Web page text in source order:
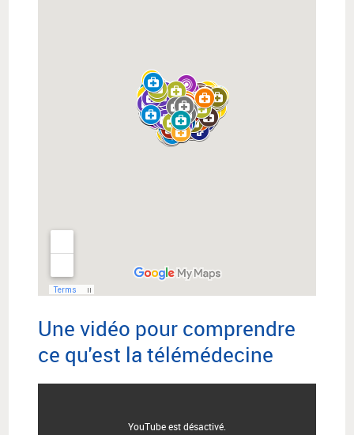
Une vidéo pour comprendre
ce qu'est la télémédecine
YouTube est désactivé.